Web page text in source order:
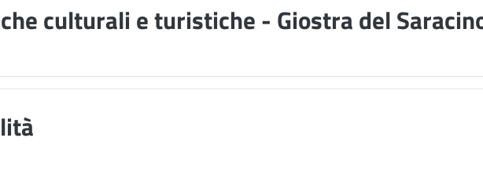
culturali e turistiche - Giostra del